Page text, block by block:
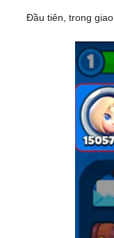
Đầu tiên, trong